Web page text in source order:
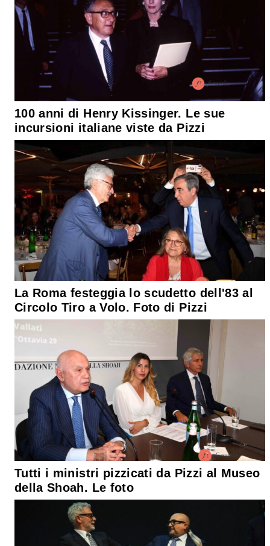
100 anni di Henry Kissinger. Le sue
incursioni italiane viste da Pizzi
La Roma festeggia lo scudetto dell'83 al
Circolo Tiro a Volo. Foto di Pizzi
Tutti i ministri pizzicati da Pizzi al Museo
della Shoah. Le foto